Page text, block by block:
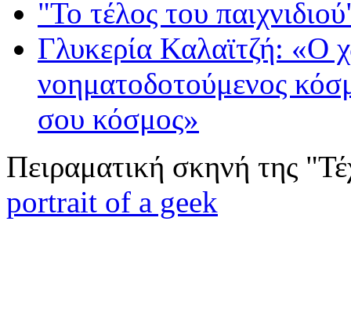
"Το τέλος του
Γλυκερία Καλαϊτζή: «Ο
νοηματοδοτούμενος
σου κόσμος»
Πειραματική σκηνή της
portrait of a geek